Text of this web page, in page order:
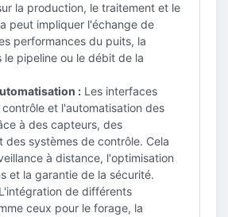
la production, le traitement et le
peut impliquer l'échange de
performances du puits, la
le pipeline ou le débit de la
: Les interfaces
et l'automatisation des
à des capteurs, des
des systèmes de contrôle. Cela
à distance, l'optimisation
et la garantie de la sécurité.
L'intégration de différents
ceux pour le forage, la